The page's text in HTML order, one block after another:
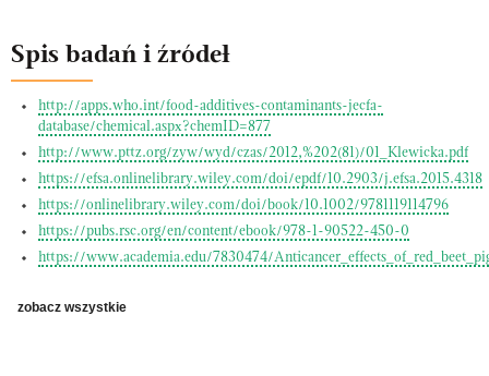
Spis badań i źródeł
http://apps.who.int/food-additives-contaminants-jecfa-
database/chemical.aspx?chemID=877
http://www.pttz.org/zyw/wyd/czas/2012,%202(81)/01_Klewicka.pdf
https://efsa.onlinelibrary.wiley.com/doi/epdf/10.2903/j.efsa.2015.4318
https://onlinelibrary.wiley.com/doi/book/10.1002/9781119114796
https://pubs.rsc.org/en/content/ebook/978-1-90522-450-0
https://www.academia.edu/7830474/
zobacz wszystkie